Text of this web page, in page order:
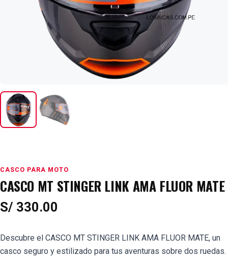
CASCO PARA MOTO
CASCO MT STINGER LINK AMA FLUOR MATE
S/ 330.00
Descubre el CASCO MT STINGER LINK AMA FLUOR MATE, un
casco seguro y estilizado para tus aventuras sobre dos ruedas.